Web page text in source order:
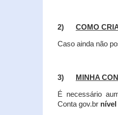
2) COMO
Caso ainda não
3) MINHA
É necessário
Conta gov.br nível